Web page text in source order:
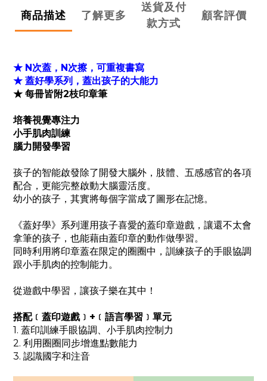
商品描述 了解更多
送貨及付
款方式
顧客評價
★ N次蓋 ， N 次擦，可重複書寫
★ 蓋好學系列， 蓋出孩子的大能力
★ 每冊皆附2枝印章筆
培養視覺專注力
小手肌肉訓練
腦力開發學習
孩子的智能啟發除了開發大腦外，肢體、五感感官的各項
配合，更能完整啟動大腦靈活度。
幼小的孩子，其實將每個字當成了圖形在記憶。
《蓋好學》系列運用孩子喜愛的蓋印章遊戲，讓還不太會
拿筆的孩子，也能藉由蓋印章的動作做學習。
同時利用將印章蓋在限定的圈圈中，訓練孩子的手眼協調
跟小手肌肉的控制能力。
從遊戲中學習，讓孩子樂在其中！
搭配﹝蓋印遊戲﹞ + ﹝語言學習﹞單元
1. 蓋印訓練手眼協調、小手肌肉控制力
2. 利用圈圈同步增進點數能力
3. 認識國字和注音